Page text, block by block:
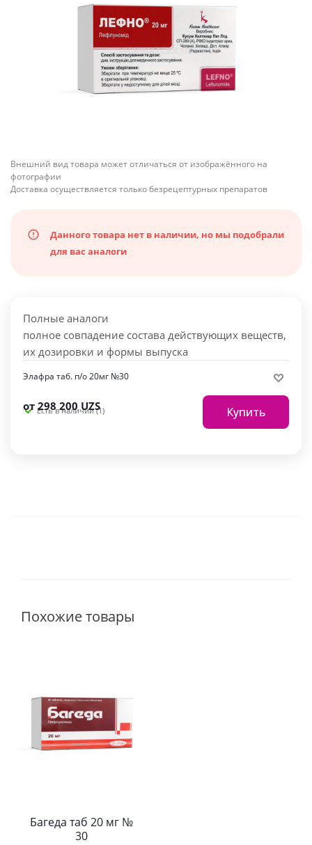
Внешний вид товара может отличаться от изображённого на
фотографии
Доставка осуществляется только безрецептурных препаратов
Данного товара нет в наличии, но мы подобрали
для вас аналоги
Полные аналоги
полное совпадение состава действующих веществ,
их дозировки и формы выпуска
Элафра таб. п/о 20мг №30
Есть в наличии (1)
от 298 200 UZS Купить
Похожие товары
Багеда таб 20 мг №
30